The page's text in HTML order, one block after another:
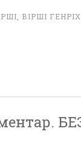
ВІРШІ